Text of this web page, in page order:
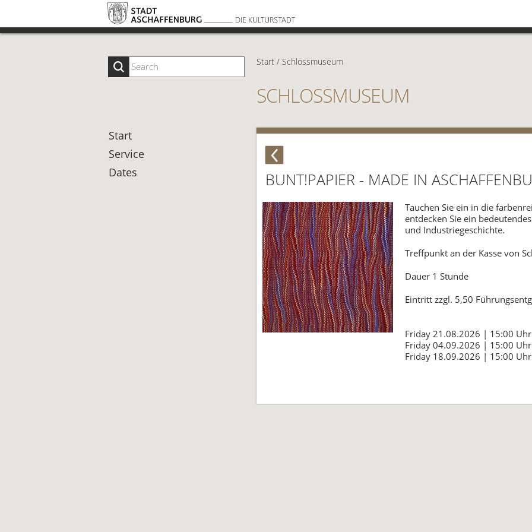
Start / Schlossmuseum
SCHLOSSMUSEUM
Start
Service
Dates
BUNT!PAPIER - MADE IN
Tauchen Sie ein in die
entdecken Sie ein
und Industriegeschichte.
Treffpunkt an der Kasse von
Dauer 1 Stunde
Eintritt zzgl. 5,50
Friday 21.08.2026 | 15:00 Uhr
Friday 04.09.2026 | 15:00 Uhr
Friday 18.09.2026 | 15:00 Uhr